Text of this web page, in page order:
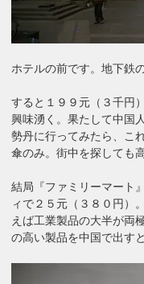
ホテルの前です。地下鉄
すると１９９元（３千円
興味湧く。果たして中国
勢丹に行ってみたら、こ
傘のみ。街中を探しても
結局『ファミリーマート
ィで２５元（３８０円）
えば工業製品の大半が両
の高い製品を中国で出す